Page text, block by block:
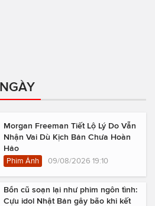
Morgan Freeman Tiết Lộ Lý Do Vẫn
Nhận Vai Dù Kịch Bản Chưa Hoàn
Hảo
Phim Ảnh 09/08/2026 19:10
Bổn cũ soạn lại như phim ngôn tình:
Cựu idol Nhật Bản gây bão khi kết